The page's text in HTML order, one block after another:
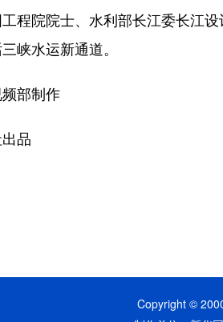
程院院士、水利部长江委长江
峡水运新通道。
部制作
品
Copyright ©